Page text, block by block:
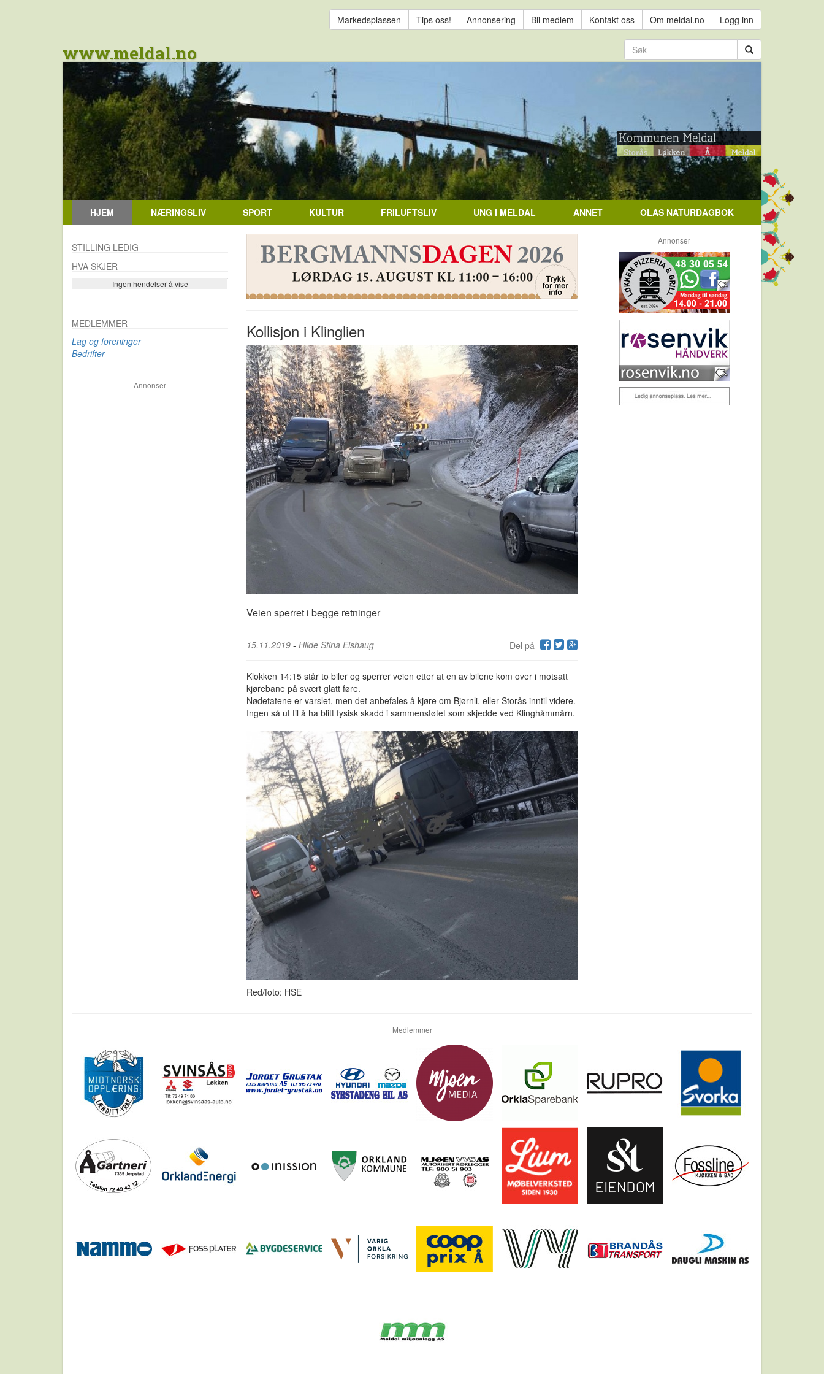
Markedsplassen Tips oss! Annonsering Bli medlem Kontakt oss Om meldal.no Logg inn
www.meldal.no
HJEM NÆRINGSLIV SPORT KULTUR FRILUFTSLIV UNG I MELDAL ANNET OLAS NATURDAGBOK
Kollisjon i Klinglien
Veien sperret i begge retninger
Del på
15.11.2019 - Hilde Stina Elshaug
Klokken 14:15 står to biler og sperrer veien etter at en av bilene kom over i motsatt
kjørebane på svært glatt føre.
Nødetatene er varslet, men det anbefales å kjøre om Bjørnli, eller Storås inntil videre.
Ingen så ut til å ha blitt fysisk skadd i sammenstøtet som skjedde ved Klinghåmmårn.
Red/foto: HSE
STILLING LEDIG
HVA SKJER
Ingen hendelser å vise
Se flere…
MEDLEMMER
Lag og foreninger
Bedrifter
Annonser
Annonser
Medlemmer